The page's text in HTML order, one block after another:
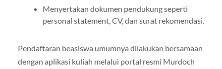
Menyertakan dokumen pendukung seperti
personal statement, CV, dan surat rekomendasi.
Pendaftaran beasiswa umumnya dilakukan bersamaan
dengan aplikasi kuliah melalui portal resmi Murdoch